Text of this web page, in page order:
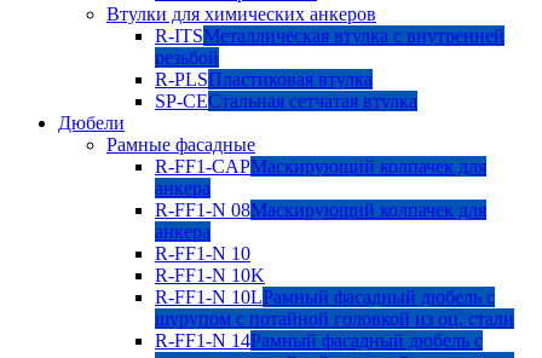
Втулки для химических анкеров
R-ITSМеталлическая втулка с внутренней
резьбой
R-PLSПластиковая втулка
SP-CEСтальная сетчатая втулка
Дюбели
Рамные фасадные
R-FF1-CAPМаскирующий колпачек для
анкера
R-FF1-N 08Маскирующий колпачек для
анкера
R-FF1-N 10
R-FF1-N 10K
R-FF1-N 10LРамный фасадный дюбель с
шурупом с потайной головкой из оц. стали
R-FF1-N 14Рамный фасадный дюбель с